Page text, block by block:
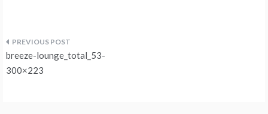
Navegação
de
breeze-lounge_total_53-
300×223